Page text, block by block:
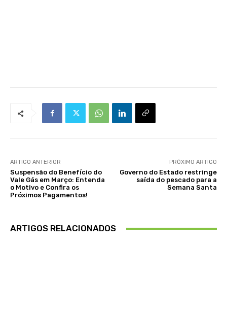
ARTIGO ANTERIOR
Suspensão do Benefício do
Vale Gás em Março: Entenda
o Motivo e Confira os
Próximos Pagamentos!
PRÓXIMO ARTIGO
Governo do Estado restringe
saída do pescado para a
Semana Santa
ARTIGOS RELACIONADOS